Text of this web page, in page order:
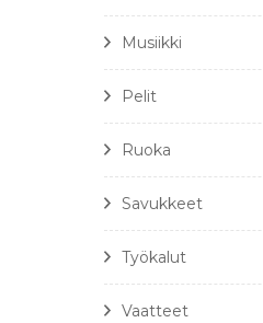
Musiikki
Pelit
Ruoka
Savukkeet
Työkalut
Vaatteet